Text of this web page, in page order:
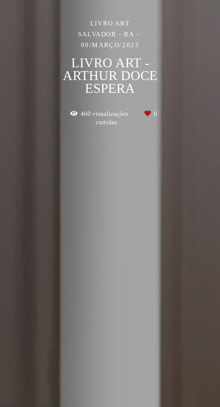
LIVRO ART
SALVADOR - BA
09/MARÇO/2023
LIVRO ART -
ARTHUR DOCE
ESPERA
460 visualizações
0
curtidas